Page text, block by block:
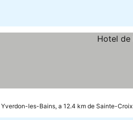
Yverdon-les-Bains, a 12.4 km de Sainte-Croix